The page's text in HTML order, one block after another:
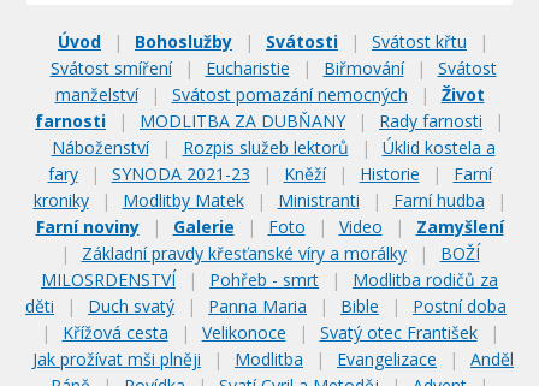
Úvod | Bohoslužby | Svátosti | Svátost křtu
|
Svátost smíření
| Eucharistie | Biřmování |
Svátost
manželství
| Svátost pomazání nemocných |
Život
farnosti
| MODLITBA ZA DUBŇANY | Rady farnosti
|
Náboženství
| Rozpis služeb lektorů |
Úklid kostela a
fary
| SYNODA 2021-23 | Kněží | Historie |
Farní
kroniky
| Modlitby Matek | Ministranti | Farní hudba
|
Farní noviny
| Galerie | Foto | Video |
Zamyšlení
|
Základní pravdy křesťanské víry a morálky |
BOŽÍ
MILOSRDENSTVÍ
| Pohřeb - smrt |
Modlitba rodičů za
děti
| Duch svatý | Panna Maria | Bible |
Postní doba
|
Křížová cesta | Velikonoce | Svatý otec František
|
Jak prožívat mši plněji
| Modlitba | Evangelizace |
Anděl